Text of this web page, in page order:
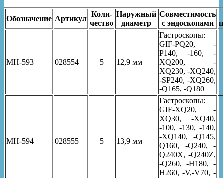
Обозначение Артикул
Коли-
чество
Наружный
диаметр
Совместимость
с эндоскопами
MH-593 028554 5 12,9 мм
Гастроскопы:
GIF-PQ20, -
P140, -160, -
XQ200, -
XQ230, -XQ240,
-SP240, -XQ260,
-Q165, -Q180
MH-594 028555 5 13,9 мм
Гастроскопы:
GIF-XQ20, -
XQ30, -XQ40,
-100, -130, -140,
-XQ140, -Q145,
Q160, -Q240, -
Q240X, -Q240Z,
-Q260, -H180, -
H260, -V,-V70, -